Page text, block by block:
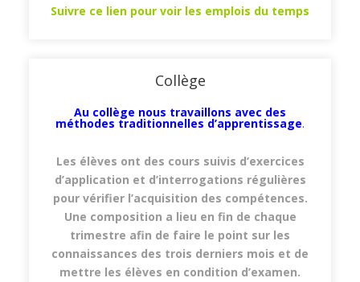
Suivre ce lien pour voir les emplois du temps
Collège
Au collège nous travaillons avec des
méthodes traditionnelles d’apprentissage.
Les élèves ont des cours suivis d’exercices
d’application et d’interrogations régulières
pour vérifier l’acquisition des compétences.
Une composition a lieu en fin de chaque
trimestre afin de faire le point sur les
connaissances des trois derniers mois et de
mettre les élèves en condition d’examen.